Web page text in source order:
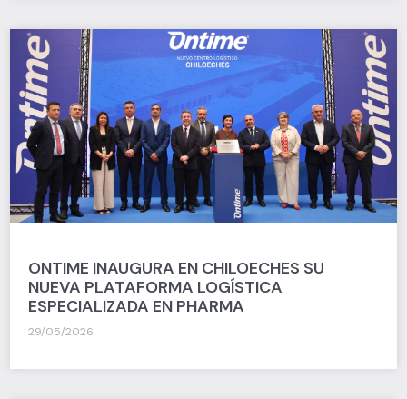
ONTIME INAUGURA EN CHILOECHES SU
NUEVA PLATAFORMA LOGÍSTICA
ESPECIALIZADA EN PHARMA
29/05/2026